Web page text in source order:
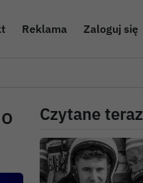
Reklama Zaloguj się
Czytane teraz